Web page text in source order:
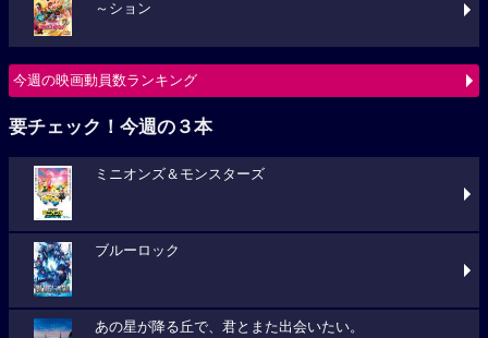
～ション
今週の映画動員数ランキング
要チェック！今週の３本
ミニオンズ＆モンスターズ
ブルーロック
あの星が降る丘で、君とまた出会いたい。